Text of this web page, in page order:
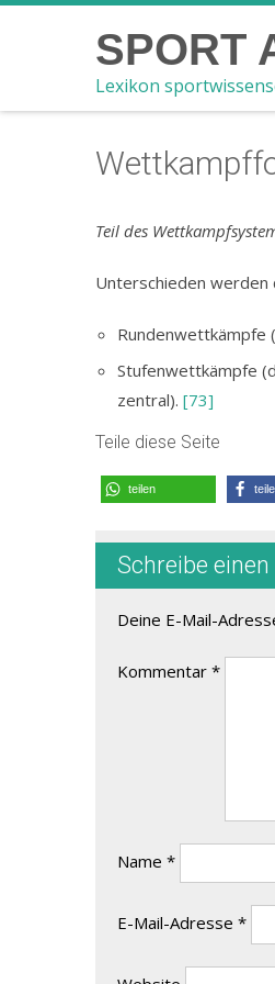
SPORT
Lexikon
Teil des
Unterschieden
Rundenwettkämpfe
Stufenwettkämpfe
zentral). [73]
Teile diese Seite
teilen
Schreibe
Deine E-Mail-
Kommentar *
Name *
E-Mail-Adresse *